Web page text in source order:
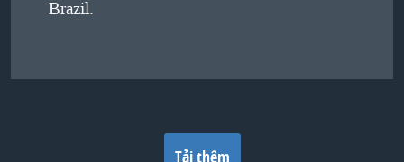
Brazil.
Tải thêm